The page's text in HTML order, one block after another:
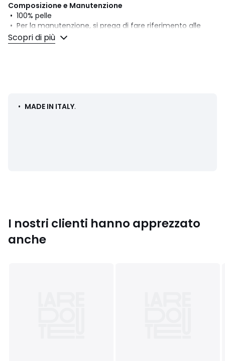
Composizione e Manutenzione
• 100% pelle
• Per la manutenzione, si prega di fare riferimento alle
indicazioni riportate sull'etichetta del prodotto
Scopri di più
• MADE IN ITALY.
I nostri clienti hanno apprezzato
anche